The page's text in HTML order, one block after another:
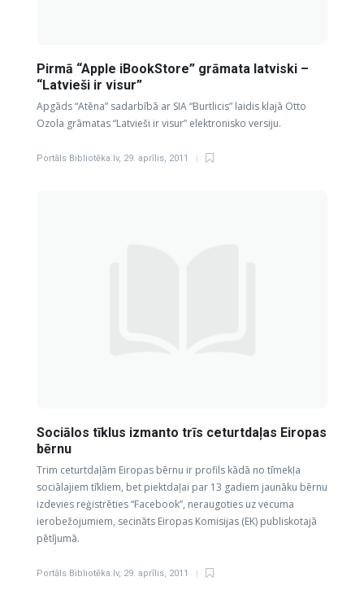
Pirmā “Apple iBookStore” grāmata latviski –
“Latvieši ir visur”
Apgāds “Atēna” sadarbībā ar SIA “Burtlicis” laidis klajā Otto
Ozola grāmatas “Latvieši ir visur” elektronisko versiju.
Portāls Bibliotēka.lv, 29. aprīlis, 2011
Sociālos tīklus izmanto trīs ceturtdaļas Eiropas
bērnu
Trim ceturtdaļām Eiropas bērnu ir profils kādā no tīmekļa
sociālajiem tīkliem, bet piektdaļai par 13 gadiem jaunāku bērnu
izdevies reģistrēties “Facebook”, neraugoties uz vecuma
ierobežojumiem, secināts Eiropas Komisijas (EK) publiskotajā
pētījumā.
Portāls Bibliotēka.lv, 29. aprīlis, 2011